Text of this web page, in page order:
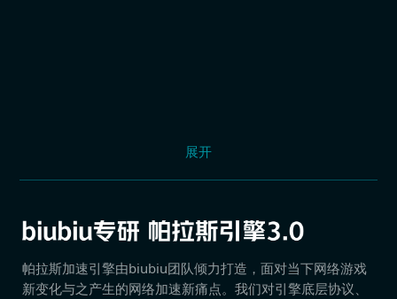
展开
帕拉斯加速引擎由biubiu团队倾力打造，面对当下网络游戏
新变化与之产生的网络加速新痛点。我们对引擎底层协议、